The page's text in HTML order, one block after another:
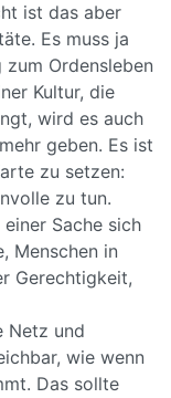
ist das aber
Es muss ja
Ordensleben
Kultur, die
wird es auch
geben. Es ist
zu setzen:
zu tun.
Sache sich
Menschen in
Gerechtigkeit,
Netz und
wie wenn
Das sollte